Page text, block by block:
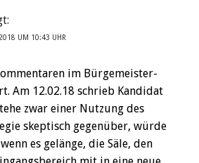
2018 UM 10:43 UHR
im Bürgemeister-
Am 12.02.18 schrieb Kandidat
zwar einer Nutzung des
skeptisch gegenüber, würde
es gelänge, die Säle, den